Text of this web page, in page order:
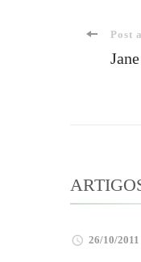
Post
26/10/2011